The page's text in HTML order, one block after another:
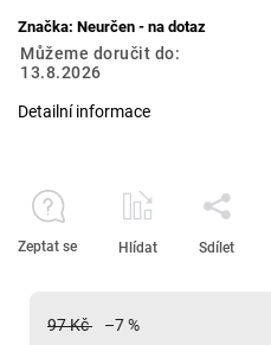
Značka: Neurčen - na dotaz
97 Kč –7 %
Můžeme doručit do:
13.8.2026
Detailní informace
Zeptat se Hlídat Sdílet